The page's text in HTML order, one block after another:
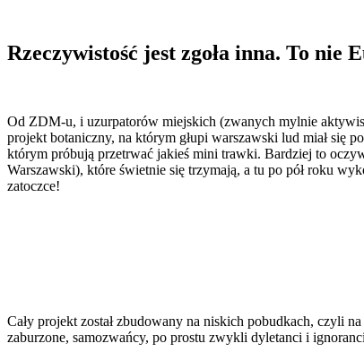
Rzeczywistość jest zgoła inna. To nie
Od ZDM-u, i uzurpatorów miejskich (zwanych mylnie
projekt botaniczny, na którym głupi warszawski lud miał się
którym próbują przetrwać jakieś mini trawki. Bardziej to
Warszawski), które świetnie się trzymają, a tu po pół roku
zatoczce!
Cały projekt został zbudowany na niskich pobudkach, czyli
zaburzone, samozwańcy, po prostu zwykli dyletanci i